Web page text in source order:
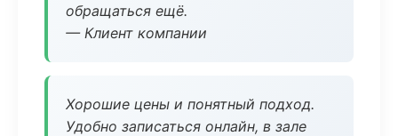
обращаться ещё.
— Клиент компании
Хорошие цены и понятный подход.
Удобно записаться онлайн, в зале